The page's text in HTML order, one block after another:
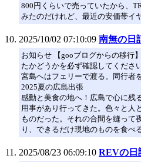
800円くらいで売っていたから、
みたのだけれど、最近の安価帯イ
2025/10/02 07:10:09 南無の日
お知らせ 【gooブログからの移行
たかどうかを必ず確認してくださ
宮島へはフェリーで渡る。同行者
2025夏の広島出張
感動と美食の地へ！広島で心に残
用事があり行ってきた。色々と人
ものだった。それの合間を縫って
り、できるだけ現地のものを食べ
2025/08/23 06:09:10 REVの